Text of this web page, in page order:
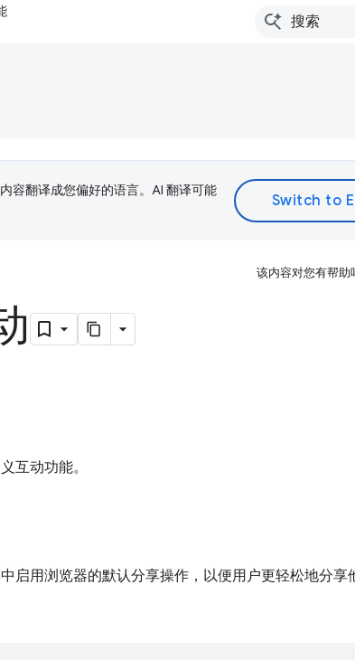
容翻译成您偏好的语言。AI 翻译可能
该内容对您有帮助
互动功能。
启用浏览器的默认分享操作，以便用户更轻松地分享